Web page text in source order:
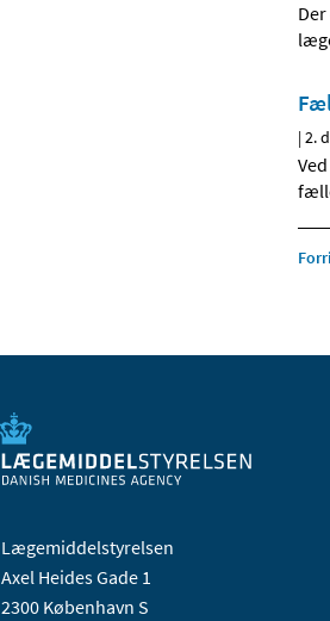
|2.
Lægemiddelstyrelsen
Axel Heides Gade 1
2300 København S